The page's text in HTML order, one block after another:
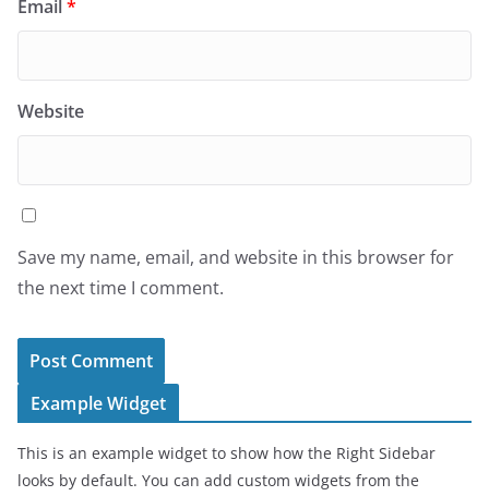
Email*
Website
Save my name, email, and website in this browser for
the next time I comment.
Example Widget
This is an example widget to show how the Right Sidebar
looks by default. You can add custom widgets from the